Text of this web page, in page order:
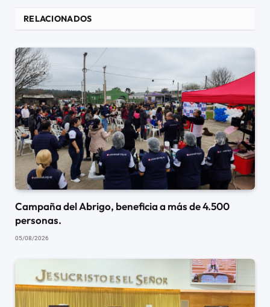
RELACIONADOS
Campaña del Abrigo, beneficia a más de 4.500
personas.
05/08/2026